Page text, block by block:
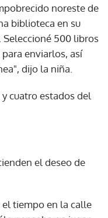
noreste de
biblioteca en su
500 libros
enviarlos, así
dijo la niña.
cuatro estados del
el deseo de
tiempo en la calle